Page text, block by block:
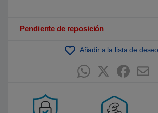
d
e
Pendiente de reposición
Añadir a la lista de